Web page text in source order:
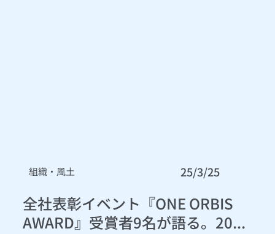
組織・風土 25/3/25
全社表彰イベント『ONE ORBIS
AWARD』受賞者9名が語る。20...